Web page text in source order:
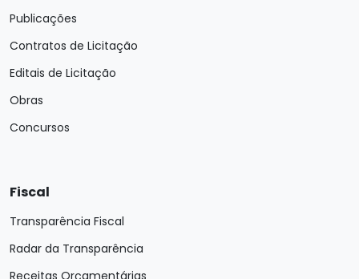
Publicações
Contratos de Licitação
Editais de Licitação
Obras
Concursos
Fiscal
Transparência Fiscal
Radar da Transparência
Receitas Orçamentárias